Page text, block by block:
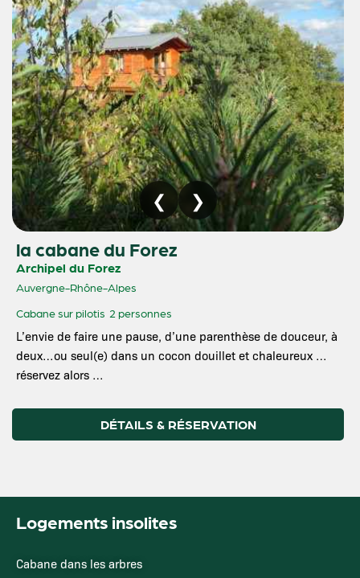
la cabane du Forez
Archipel du Forez
Auvergne-Rhône-Alpes
Cabane sur pilotis 2 personnes
L’envie de faire une pause, d’une parenthèse de douceur, à
deux…ou seul(e) dans un cocon douillet et chaleureux …
réservez alors …
DÉTAILS & RÉSERVATION
Logements insolites
Cabane dans les arbres